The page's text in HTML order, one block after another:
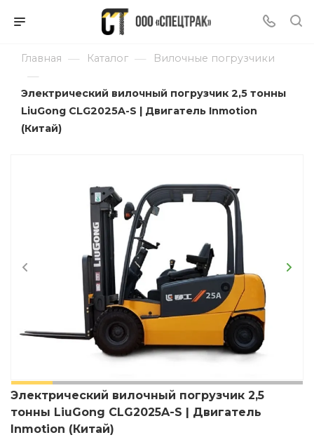
Главная — Каталог — Вилочные погрузчики
—
Электрический вилочный погрузчик 2,5 тонны
LiuGong CLG2025A-S | Двигатель Inmotion
(Китай)
Электрический вилочный погрузчик 2,5
тонны LiuGong CLG2025A-S | Двигатель
Inmotion (Китай)